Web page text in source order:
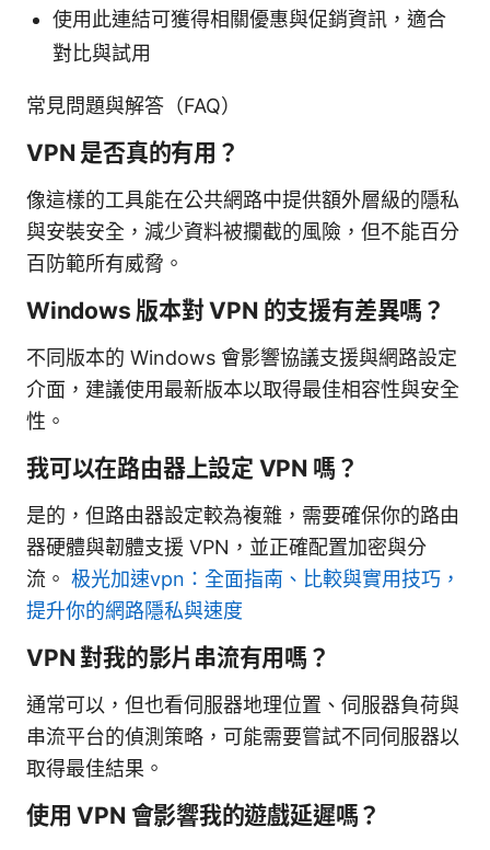
使用此連結可獲得相關優惠與促銷資訊，適合
對比與試用
常見問題與解答（FAQ）
VPN 是否真的有用？
像這樣的工具能在公共網路中提供額外層級的隱私
與安裝安全，減少資料被攔截的風險，但不能百分
百防範所有威脅。
Windows 版本對 VPN 的支援有差異嗎？
不同版本的 Windows 會影響協議支援與網路設定
介面，建議使用最新版本以取得最佳相容性與安全
性。
我可以在路由器上設定 VPN 嗎？
是的，但路由器設定較為複雜，需要確保你的路由
器硬體與韌體支援 VPN，並正確配置加密與分
流。 极光加速vpn：全面指南、比較與實用技巧，
提升你的網路隱私與速度
VPN 對我的影片串流有用嗎？
通常可以，但也看伺服器地理位置、伺服器負荷與
串流平台的偵測策略，可能需要嘗試不同伺服器以
取得最佳結果。
使用 VPN 會影響我的遊戲延遲嗎？